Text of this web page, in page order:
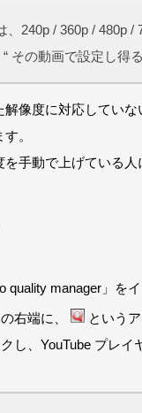
、240p / 360p / 480p /
“ その動画で設定し得
像度に対応していな
。
手動で上げている人
quality manager」を
右端に、
という
し、YouTube プレイ